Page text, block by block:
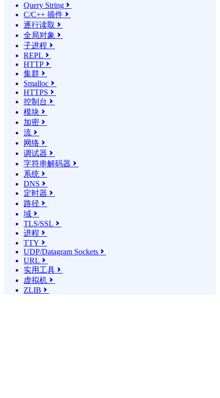
Query String 
C/C++ 插件 
逐行读取 
全局对象 
子进程 
REPL 
HTTP 
集群 
Smalloc 
HTTPS 
控制台 
模块 
加密 
流 
网络 
调试器 
字符串解码器 
系统 
DNS 
定时器 
路径 
域 
TLS/SSL 
进程 
TTY 
UDP/Datagram Sockets 
URL 
实用工具 
虚拟机 
ZLIB 